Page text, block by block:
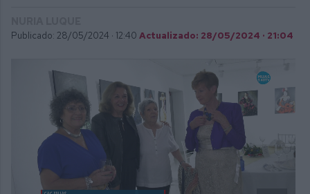
Publicado: 28/05/2024 · 12:40 Actualizado: 28/05/2024 · 21:04